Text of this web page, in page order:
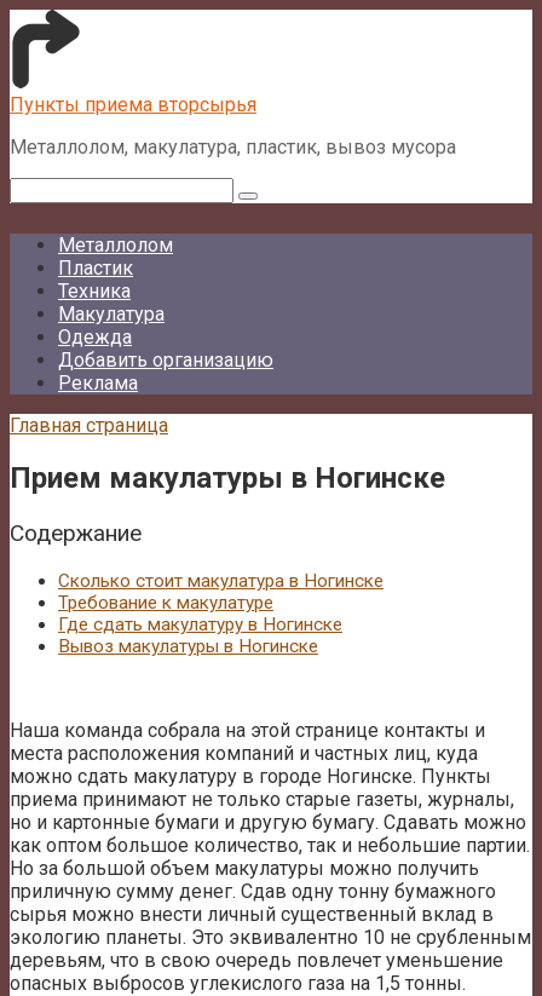
Перейти
к
Пункты приема вторсырья
Металлолом, макулатура, пластик, вывоз мусора
Металлолом
Пластик
Техника
Макулатура
Одежда
Добавить организацию
Реклама
Главная страница
Прием макулатуры в Ногинске
Содержание
Сколько стоит макулатура в Ногинске
Требование к макулатуре
Где сдать макулатуру в Ногинске
Вывоз макулатуры в Ногинске
Наша команда собрала на этой странице контакты и
места расположения компаний и частных лиц, куда
можно сдать макулатуру в городе Ногинске. Пункты
приема принимают не только старые газеты, журналы,
но и картонные бумаги и другую бумагу. Сдавать можно
как оптом большое количество, так и небольшие партии.
Но за большой объем макулатуры можно получить
приличную сумму денег. Сдав одну тонну бумажного
сырья можно внести личный существенный вклад в
экологию планеты. Это эквивалентно 10 не срубленным
деревьям, что в свою очередь повлечет уменьшение
опасных выбросов углекислого газа на 1,5 тонны.